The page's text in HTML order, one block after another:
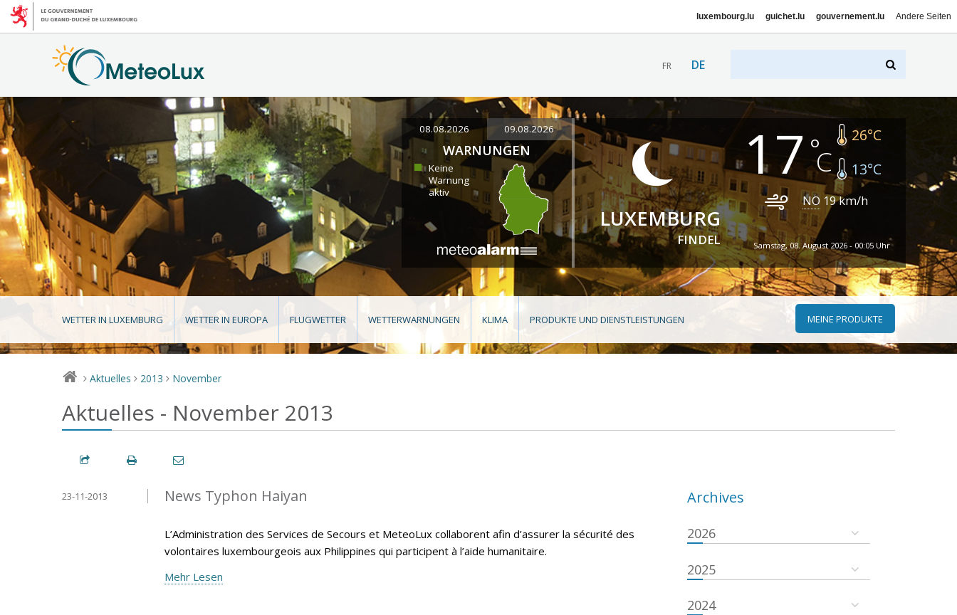
luxembourg.lu guichet.lu gouvernement.lu Andere Seiten
FR DE
08.08.2026 09.08.2026
WARNUNGEN
Keine
Warnung
aktiv
LUXEMBURG
FINDEL
17 26°C
13°C
NO 19km/h
Samstag, 08. August 2026 - 00:05 Uhr
WETTER IN LUXEMBURG WETTER IN EUROPA FLUGWETTER WETTERWARNUNGEN KLIMA PRODUKTE UND DIENSTLEISTUNGEN MEINE PRODUKTE
> Aktuelles > 2013 > November
Aktuelles - November 2013
News Typhon Haiyan
23-11-2013
L’Administration des Services de Secours et MeteoLux collaborent afin d’assurer la sécurité des
volontaires luxembourgeois aux Philippines qui participent à l’aide humanitaire.
Mehr Lesen
Archives
2026
2025
2024